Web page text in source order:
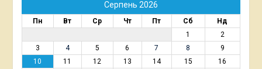
Серпень 2026
Пн Вт Ср Чт Пт Сб
Нд
1
2
3
4 5 6 7 8
9
10
11 12 13 14 15 16